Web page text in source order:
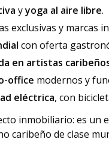
yyoga al aire libre.
exclusivas y marcas
con oferta
en artistas
office modernos y
eléctrica, con
inmobiliario: es un
caribeño de clase